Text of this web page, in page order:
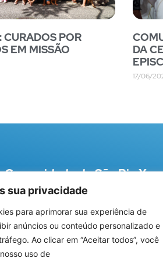
sua privacidade
para aprimorar sua experiência de
anúncios ou conteúdo personalizado e
Ao clicar em “Aceitar todos”, você
uso de
CURADOS POR
EM MISSÃO
DA
17/06/
Comunidade de São Pio X
Rua Afonso Pena, 61 – Centro – Campina
(83) 3341-7017
Termos Uso|Política de Privacidade